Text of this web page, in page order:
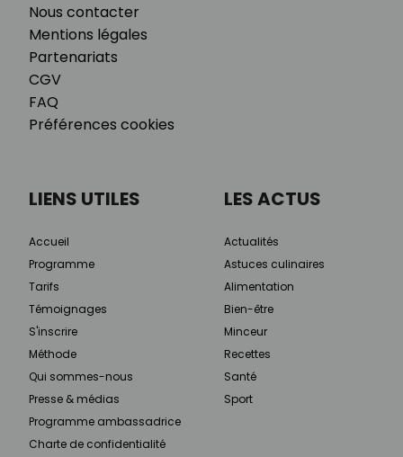
Nous contacter
Mentions légales
Partenariats
CGV
FAQ
Préférences cookies
LIENS UTILES
Accueil
Programme
Tarifs
Témoignages
S'inscrire
Méthode
Qui sommes-nous
Presse & médias
Programme ambassadrice
Charte de confidentialité
LES ACTUS
Actualités
Astuces culinaires
Alimentation
Bien-être
Minceur
Recettes
Santé
Sport